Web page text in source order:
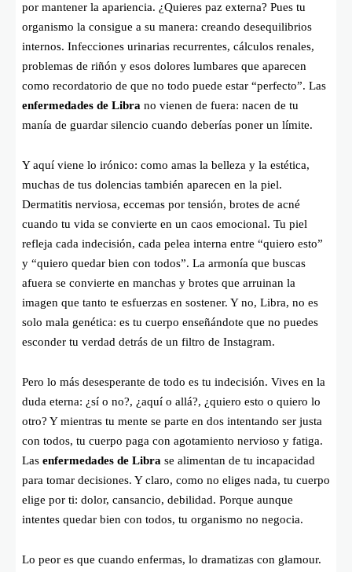
por mantener la apariencia. ¿Quieres paz externa? Pues tu
organismo la consigue a su manera: creando desequilibrios
internos. Infecciones urinarias recurrentes, cálculos renales,
problemas de riñón y esos dolores lumbares que aparecen
como recordatorio de que no todo puede estar “perfecto”. Las
enfermedades de Libra no vienen de fuera: nacen de tu
manía de guardar silencio cuando deberías poner un límite.
Y aquí viene lo irónico: como amas la belleza y la estética,
muchas de tus dolencias también aparecen en la piel.
Dermatitis nerviosa, eccemas por tensión, brotes de acné
cuando tu vida se convierte en un caos emocional. Tu piel
refleja cada indecisión, cada pelea interna entre “quiero esto”
y “quiero quedar bien con todos”. La armonía que buscas
afuera se convierte en manchas y brotes que arruinan la
imagen que tanto te esfuerzas en sostener. Y no, Libra, no es
solo mala genética: es tu cuerpo enseñándote que no puedes
esconder tu verdad detrás de un filtro de Instagram.
Pero lo más desesperante de todo es tu indecisión. Vives en la
duda eterna: ¿sí o no?, ¿aquí o allá?, ¿quiero esto o quiero lo
otro? Y mientras tu mente se parte en dos intentando ser justa
con todos, tu cuerpo paga con agotamiento nervioso y fatiga.
Las enfermedades de Libra se alimentan de tu incapacidad
para tomar decisiones. Y claro, como no eliges nada, tu cuerpo
elige por ti: dolor, cansancio, debilidad. Porque aunque
intentes quedar bien con todos, tu organismo no negocia.
Lo peor es que cuando enfermas, lo dramatizas con glamour.